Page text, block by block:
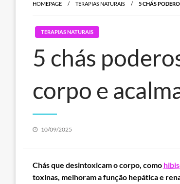
HOMEPAGE TERAPIAS NATURAIS 5 CHÁS
TERAPIAS NATURAIS
5 chás
corpo e
Posted
10/09/2025
Chás que desintoxicam o corpo, como
toxinas, melhoram a função hepática e